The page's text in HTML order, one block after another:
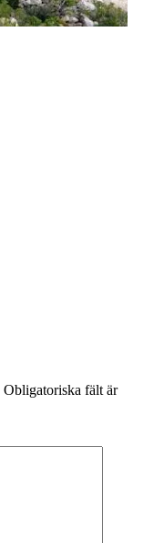
Obligatoriska fält är